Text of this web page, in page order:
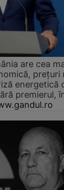
are cea
prețuri
energetică
premierul,